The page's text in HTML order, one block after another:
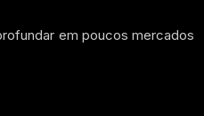
em poucos mercados